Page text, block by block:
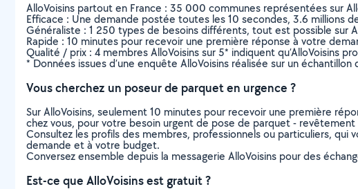
AlloVoisins partout en France : 35 000 communes représentées sur
Efficace : Une demande postée toutes les 10 secondes, 3.6 millions
Généraliste : 1 250 types de besoins différents, tout est possible sur
Rapide : 10 minutes pour recevoir une première réponse à votre
Qualité / prix : 4 membres AlloVoisins sur 5* indiquent qu’AlloVoisins
* Données issues d’une enquête AlloVoisins réalisée sur un
Vous cherchez un poseur de parquet en urgence ?
Sur AlloVoisins, seulement 10 minutes pour recevoir une première
chez vous, pour votre besoin urgent de pose de parquet - revêtement
Consultez les profils des membres, professionnels ou particuliers,
demande et à votre budget.
Conversez ensemble depuis la messagerie AlloVoisins pour des
Est-ce que AlloVoisins est gratuit ?